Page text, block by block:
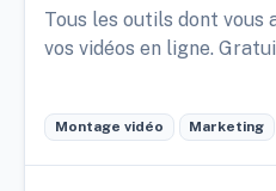
Tous les outils dont vous
vos vidéos en ligne.
Montage vidéo Marketing